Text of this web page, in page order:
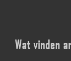
Wat vinden